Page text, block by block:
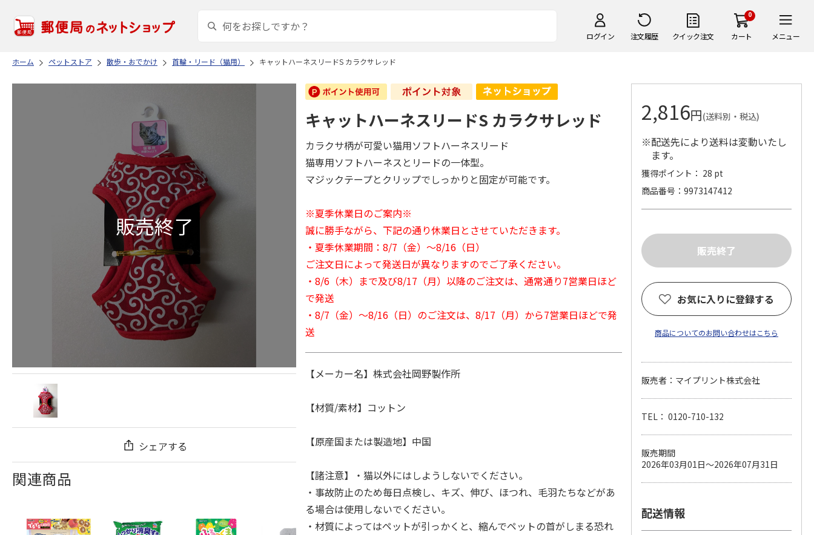
ログイン 注文履歴 クイック注文
0
カート メニュー
ホーム ペットストア 散歩・おでかけ 首輪・リード（猫用） キャットハーネスリードS カラクサレッド
シェアする
関連商品
キャットハーネスリードS カラクサレッド
カラクサ柄が可愛い猫用ソフトハーネスリード
猫専用ソフトハーネスとリードの一体型。
マジックテープとクリップでしっかりと固定が可能です。
※夏季休業日のご案内※
誠に勝手ながら、下記の通り休業日とさせていただきます。
・夏季休業期間：8/7（金）～8/16（日）
ご注文日によって発送日が異なりますのでご了承ください。
・8/6（木）まで及び8/17（月）以降のご注文は、通常通り7営業日ほど
で発送
・8/7（金）～8/16（日）のご注文は、8/17（月）から7営業日ほどで発
送
【メーカー名】株式会社岡野製作所
【材質/素材】コットン
【原産国または製造地】中国
【諸注意】・猫以外にはしようしないでください。
・事故防止のため毎日点検し、キズ、伸び、ほつれ、毛羽たちなどがあ
る場合は使用しないでください。
・材質によってはペットが引っかくと、縮んでペットの首がしまる恐れ
2,816円(送料別・税込)
※配送先により送料は変動いたし
ます。
獲得ポイント： 28 pt
商品番号
9973147412
お気に入りに登録する
商品についてのお問い合わせはこちら
販売者：マイプリント株式会社
TEL： 0120-710-132
販売期間
2026年03月01日～2026年07月31日
配送情報